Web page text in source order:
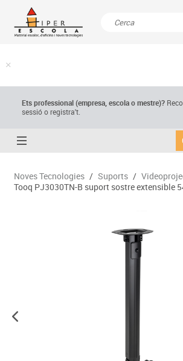
Ets professional (empresa,escola o mestre)?
sessió o registra't.
Noves Tecnologies / Suports /
Tooq PJ3030TN-B suport sostre extensible